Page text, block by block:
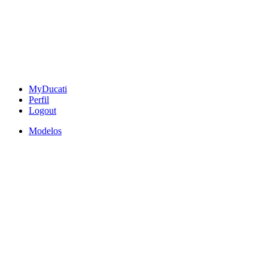
MyDucati
Perfil
Logout
Modelos